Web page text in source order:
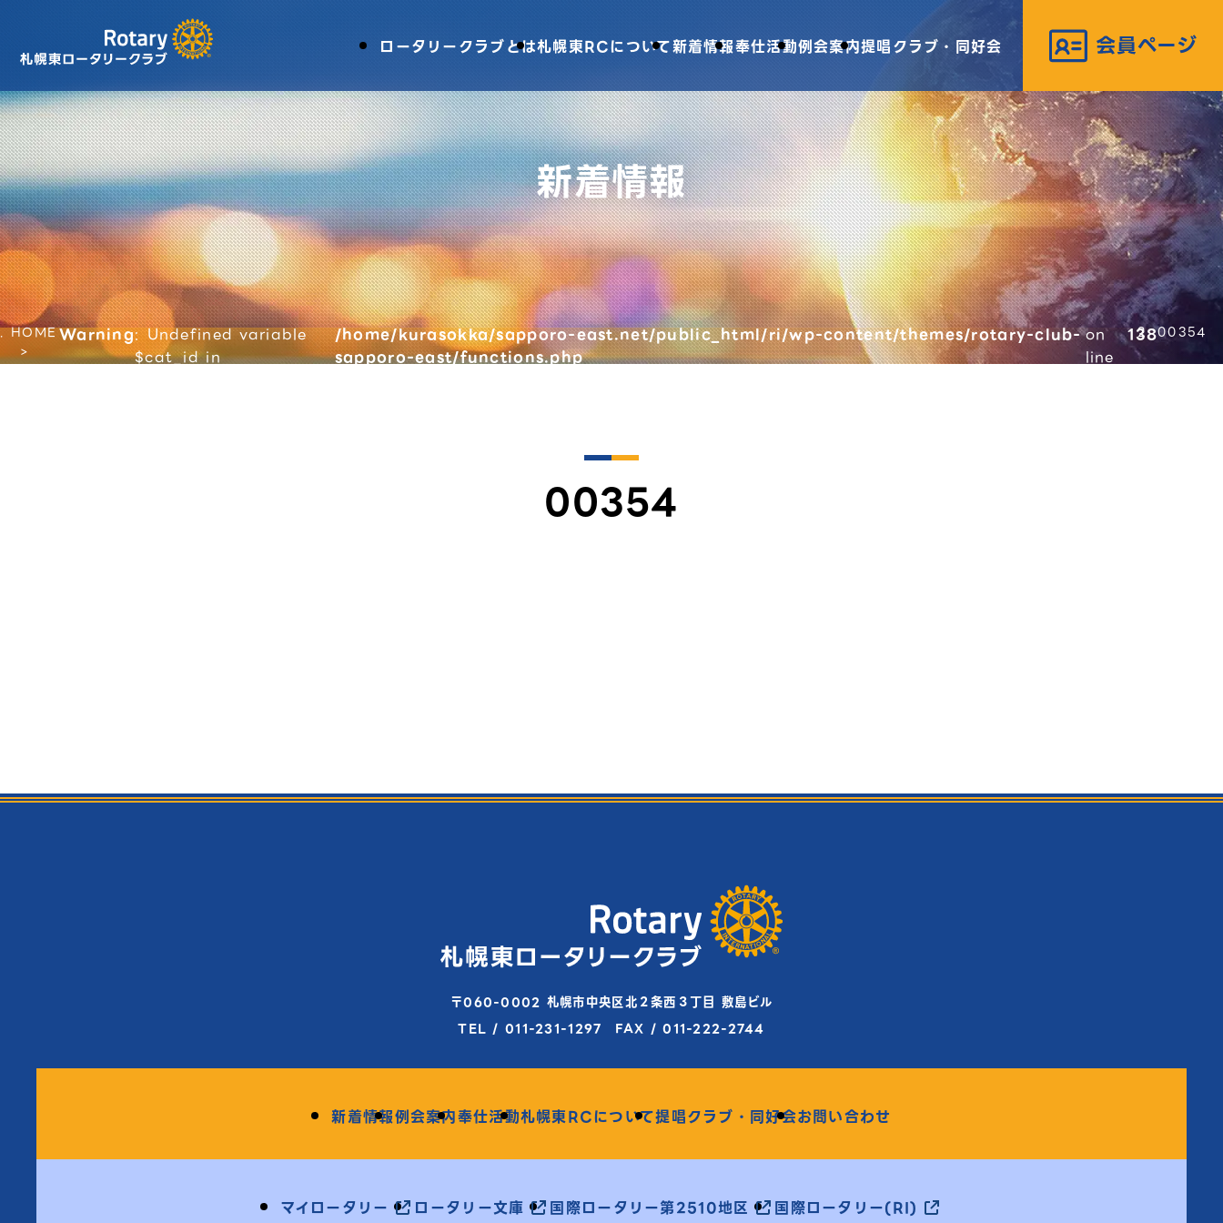
ロータリークラブとは札幌東RCについて新着情報奉仕活動例会案内提唱クラブ・同好会
新着情報
HOMEWarning: Undefined variable
$cat_id in
/home/kurasokka/sapporo-east.net/public_html/ri/wp-content/themes/rotary-club-
sapporo-east/functions.php
on
line
13800354
00354
〒060-0002 札幌市中央区北２条西３丁目 敷島ビル
TEL / 011-231-1297 FAX / 011-222-2744
新着情報例会案内奉仕活動札幌東RCについて提唱クラブ・同好会お問い合わせ
マイロータリー ロータリー文庫 国際ロータリー第2510地区 国際ロータリー(RI)